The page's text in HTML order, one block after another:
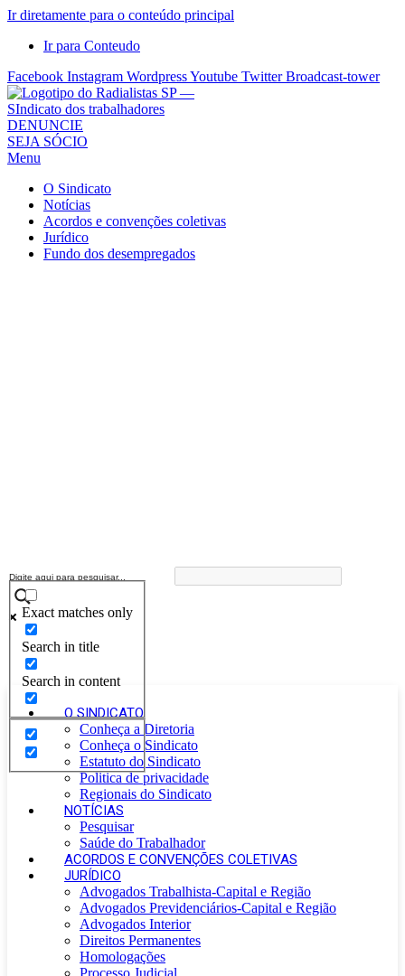
Ir diretamente para o conteúdo principal
Ir para Conteudo
Facebook Instagram WordpressYoutube Twitter Broadcast-tower
Sindicato
dos
Radialistas
São
Paulo
Sindicato
DENUNCIE
SEJA SÓCIO
Menu
O Sindicato
Notícias
Acordos e convenções coletivas
Jurídico
Fundo dos desempregados
Exact matches only
Search in title
Search in content
O SINDICATO
Conheça a Diretoria
Conheça o Sindicato
Estatuto do Sindicato
Politica de privacidade
Regionais do Sindicato
NOTÍCIAS
Pesquisar
Saúde do Trabalhador
ACORDOS E CONVENÇÕES COLETIVAS
JURÍDICO
Advogados Trabalhista-Capital e Região
Advogados Previdenciários-Capital e Região
Advogados Interior
Direitos Permanentes
Homologações
Processo Judicial